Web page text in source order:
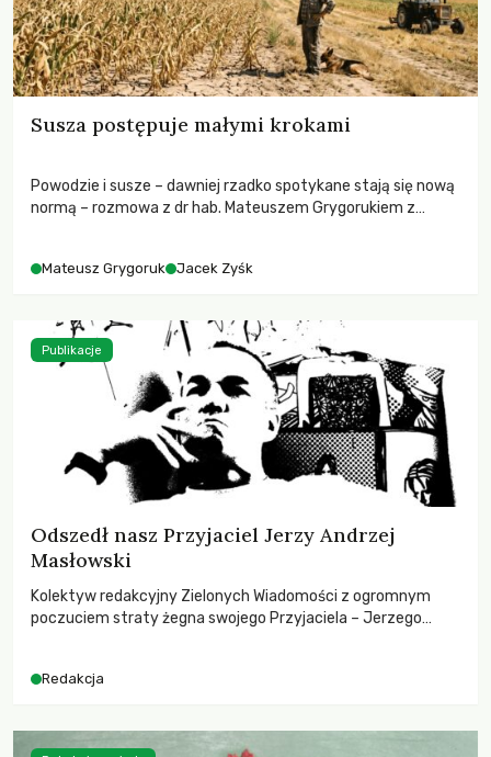
Susza postępuje małymi krokami
Powodzie i susze – dawniej rzadko spotykane stają się nową
normą – rozmowa z dr hab. Mateuszem Grygorukiem z
Mateusz Grygoruk Jacek Zyśk
Odszedł nasz Przyjaciel Jerzy Andrzej
Masłowski
Kolektyw redakcyjny Zielonych Wiadomości z ogromnym
poczuciem straty żegna swojego Przyjaciela – Jerzego
Redakcja
Publikacje